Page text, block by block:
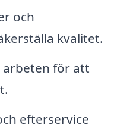
och
kvalitet.
arbeten för att
efterservice